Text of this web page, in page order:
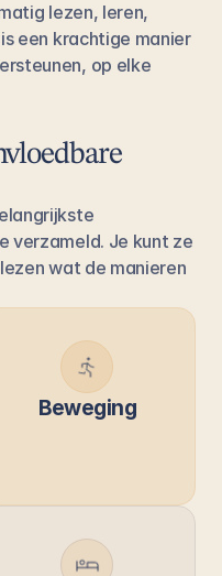
lezen, leren,
een krachtige manier
op elke
verzameld. Je kunt ze
wat de manieren
Beweging